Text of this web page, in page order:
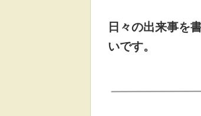
日々の出来事を
いです。